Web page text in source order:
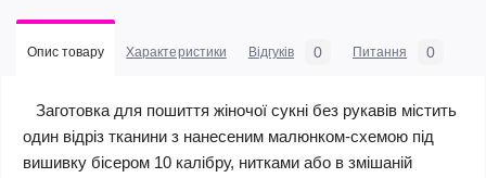
Опис товару Характеристики Відгуків 0 Питання 0
Заготовка для пошиття жіночої сукні без рукавів містить
один відріз тканини з нанесеним малюнком-схемою під
вишивку бісером 10 калібру, нитками або в змішаній